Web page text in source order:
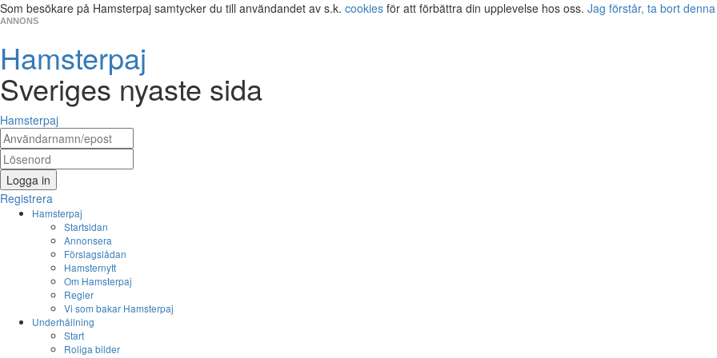
Som besökare på Hamsterpaj samtycker du till användandet av s.k. cookies för att förbättra din upplevelse hos oss. Jag förstår, ta bort
ANNONS
Hamsterpaj
Sveriges nyaste sida
Hamsterpaj
Logga in
Registrera
Hamsterpaj
Startsidan
Annonsera
Förslagslådan
Hamsternytt
Om Hamsterpaj
Regler
Vi som bakar Hamsterpaj
Underhållning
Start
Roliga bilder